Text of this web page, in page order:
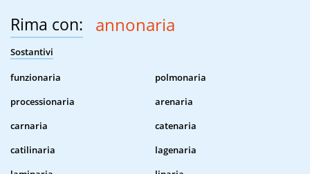
Rima con: annonaria
Sostantivi
funzionaria
polmonaria
processionaria
arenaria
carnaria
catenaria
catilinaria
lagenaria